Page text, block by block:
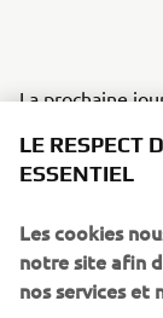
La prochaine
sur le circuit de
LE RESPECT
ESSENTIEL
Les cookies
notre site afin
nos services et